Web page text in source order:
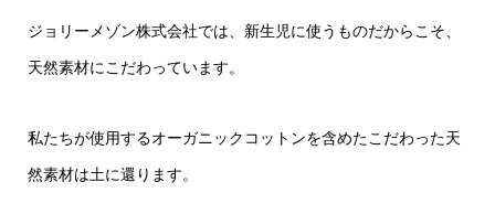
ジョリーメゾン株式会社では、新生児に使うものだからこそ、
天然素材にこだわっています。
私たちが使用するオーガニックコットンを含めたこだわった天
然素材は土に還ります。